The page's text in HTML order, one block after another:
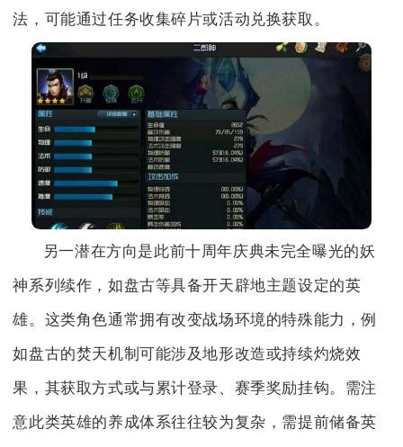
法，可能通过任务收集碎片或活动兑换获取。
另一潜在方向是此前十周年庆典未完全曝光的妖
神系列续作，如盘古等具备开天辟地主题设定的英
雄。这类角色通常拥有改变战场环境的特殊能力，例
如盘古的焚天机制可能涉及地形改造或持续灼烧效
果，其获取方式或与累计登录、赛季奖励挂钩。需注
意此类英雄的养成体系往往较为复杂，需提前储备英